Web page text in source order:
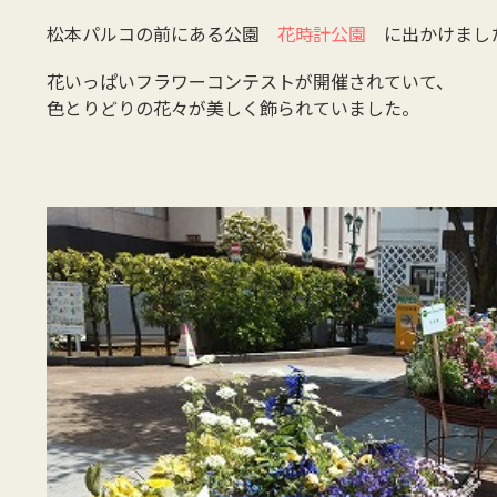
松本パルコの前にある公園 花時計公園 に出かけまし
花いっぱいフラワーコンテストが開催されていて、
色とりどりの花々が美しく飾られていました。